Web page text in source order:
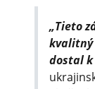
„Tieto
kvalitný
dostal